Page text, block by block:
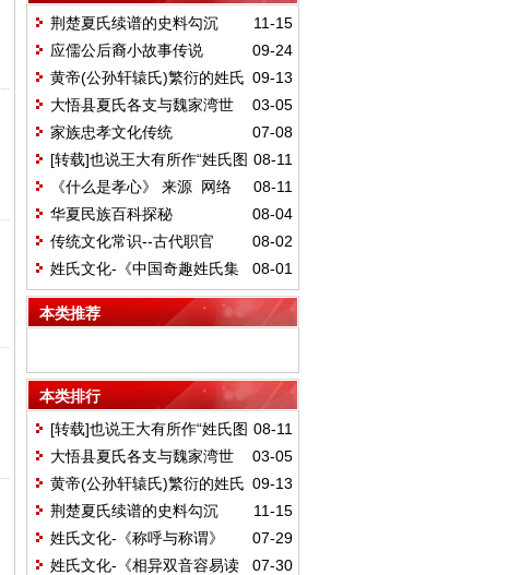
11-15
荆楚夏氏续谱的史料勾沉
09-24
应儒公后裔小故事传说
09-13
黄帝(公孙轩辕氏)繁衍的姓氏
现状
03-05
大悟县夏氏各支与魏家湾世
系关系简介
07-08
家族忠孝文化传统
08-11
[转载]也说王大有所作“姓氏图
腾”
08-11
《什么是孝心》 来源 网络
08-04
华夏民族百科探秘
08-02
传统文化常识--古代职官
08-01
姓氏文化-《中国奇趣姓氏集
锦》
本类推荐
本类排行
08-11
[转载]也说王大有所作“姓氏图
腾”
03-05
大悟县夏氏各支与魏家湾世
系关系简介
09-13
黄帝(公孙轩辕氏)繁衍的姓氏
现状
11-15
荆楚夏氏续谱的史料勾沉
07-29
姓氏文化-《称呼与称谓》
07-30
姓氏文化-《相异双音容易读